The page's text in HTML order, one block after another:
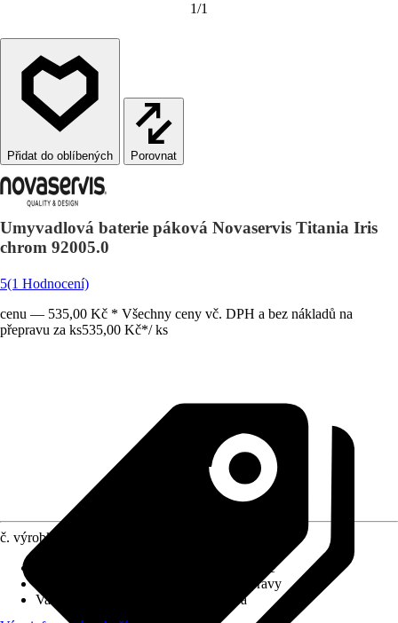
1/1
Porovnat
Umyvadlová baterie páková Novaservis Titania Iris
chrom 92005.0
5(1 Hodnocení)
cenu — 535,00 Kč * Všechny ceny vč. DPH a bez nákladů na
přepravu za ks535,00 Kč*/ ks
č. výrobku
Keramická kartuše
Bez odtokové soupravy
Varianta
Umyvadlová baterie páková